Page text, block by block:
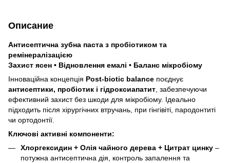
Описание
Антисептична зубна паста з пробіотиком та
ремінералізацією
Захист ясен • Відновлення емалі • Баланс мікробіому
Інноваційна концепція Post-biotic balance поєднує
антисептики, пробіотик і гідроксиапатит , забезпечуючи
ефективний захист без шкоди для мікробіому. Ідеально
підходить після хірургічних втручань, при гінгівіті, пародонтиті
чи ортодонтії.
Ключові активні компоненти:
Хлоргексидин + Олія чайного дерева + Цитрат цинку –
потужна антисептична дія, контроль запалення та